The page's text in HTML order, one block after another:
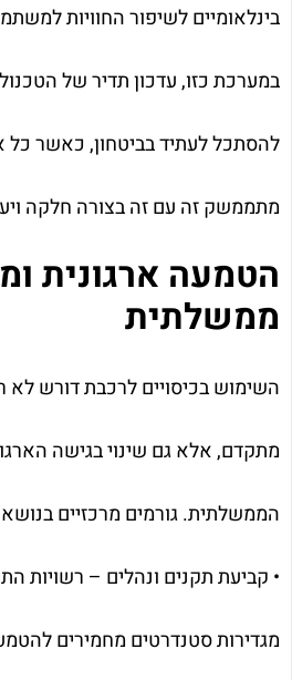
בינלאומיים לשיפור החוויות
במערכת כזו, עדכון תדיר של
להסתכל לעתיד בביטחון, כאשר
מתממשק זה עם זה בצורה חלקה
הטמעה ארגונית
ממשלתית
השימוש בכיסויים לרכבת דורש לא
מתקדם, אלא גם שינוי בגישה
הממשלתית. גורמים מרכזיים בנושא
• קביעת תקנים ונהלים – רשויות
מגדירות סטנדרטים מחמירים